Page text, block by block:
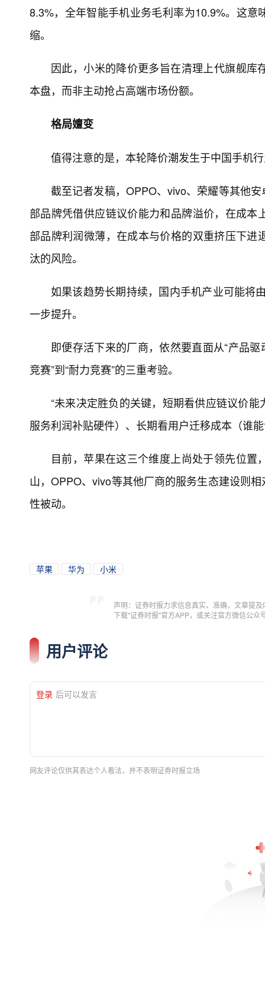
8.3%，全年智能手机业务毛利率为10.9%。这
缩。
因此，小米的降价更多旨在清理上代旗舰
本盘，而非主动抢占高端市场份额。
格局嬗变
值得注意的是，本轮降价潮发生于中国手机
截至记者发稿，OPPO、vivo、荣耀等其他
部品牌凭借供应链议价能力和品牌溢价，在成
部品牌利润微薄，在成本与价格的双重挤压下
汰的风险。
如果该趋势长期持续，国内手机产业可能将
一步提升。
即便存活下来的厂商，依然要直面从“产品驱
竞赛”到“耐力竞赛”的三重考验。
“未来决定胜负的关键，短期看供应链议价
服务利润补贴硬件）、长期看用户迁移成本（谁
目前，苹果在这三个维度上尚处于领先位
山，OPPO、vivo等其他厂商的服务生态建设则
性被动。
苹果 华为 小米
声明：证券时报力求信息真实、准确，文章提
下载"证券时报"官方APP，或关注官方微信公
用户评论
登录 后可以发言
网友评论仅供其表达个人看法，并不表明证券时报立场